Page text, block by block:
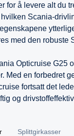
for å levere alt du
Scania-
med den robuste
Opticruise G25
Med en forbedret
fortsatt det
og
Splittgirkasser